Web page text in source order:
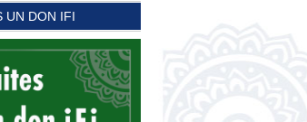
UN DON IFI